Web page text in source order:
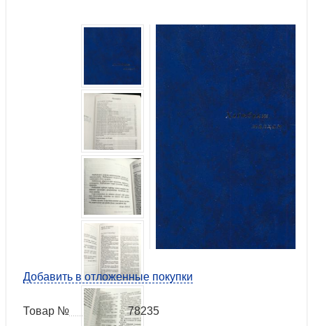
Добавить в отложенные покупки
Товар №
78235